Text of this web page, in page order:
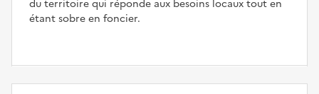
du territoire qui réponde aux besoins locaux tout en
étant sobre en foncier.